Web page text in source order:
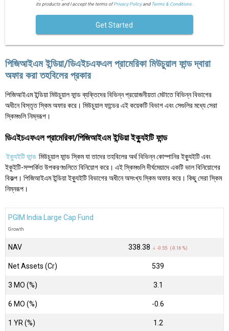
its products and I accept the terms ofPrivacy Policyand Terms & Conditions.
Get Started
পিজিআইএম ইন্ডিয়া/ডিএইচএফএল প্রামেরিকা মিউচুয়াল ফান্ড দ্বারা
অফার করা তহবিলের প্রকার
পিজিআইএম ইন্ডিয়া মিউচুয়াল ফান্ড ব্যক্তিদের বিভিন্ন প্রয়োজনীয়তা মেটাতে বিভিন্ন বিভাগের
অধীনে বিস্তৃত স্কিম অফার করে। মিউচুয়াল ফান্ডের এই কয়েকটি বিভাগ এবং সেগুলির মধ্যে সেরা
স্কিমগুলি নিম্নরূপ।
ডিএইচএফএল প্রামেরিকা/পিজিআইএম ইন্ডিয়া ইক্যুইটি ফান্ড
ইক্যুইটি ফান্ড মিউচুয়াল ফান্ড স্কিম যা তাদের তহবিলের অর্থ বিভিন্ন কোম্পানির ইক্যুইটি এবং
ইকুইটি-সম্পর্কিত উপকরণগুলিতে বিনিয়োগ করে। এই স্কিমগুলি দীর্ঘমেয়াদে একটি ভাল বিনিয়োগের
বিকল্প। পিজিআইএম ইন্ডিয়া ইক্যুইটি বিভাগের অধীনে অসংখ্য স্কিম অফার করে। কিছু সেরা স্কিম
নিম্নরূপ।
PGIM India Large Cap Fund
Growth
NAV ₹338.38 ↓ -0.55 (-0.16 %)
Net Assets (Cr) ₹539
3 MO (%) 3.1
6 MO (%) -0.6
1 YR (%) 1.2